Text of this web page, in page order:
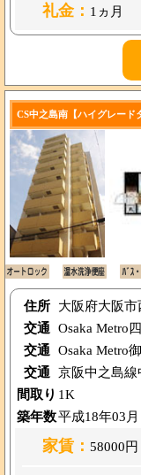
礼金： 1ヵ月
CS中之島南【ハイグレード
住所
大阪府大阪
交通 Osaka Metro
交通 Osaka Metro
交通 京阪中之島
間取り 1K
築年数平成18年03月
家賃： 58000円